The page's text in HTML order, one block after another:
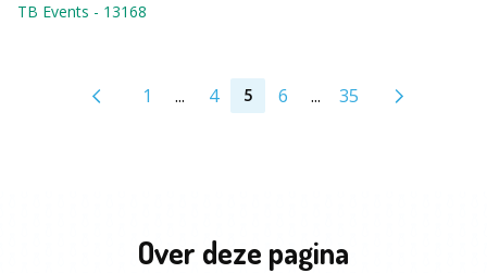
TB Events - 13168
1 ... 4 5 6 ... 35
Over deze pagina